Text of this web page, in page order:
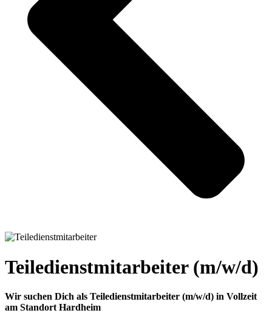
Teiledienstmitarbeiter (m/w/d)
Wir suchen Dich als Teiledienstmitarbeiter (m/w/d) in Vollzeit
am Standort Hardheim